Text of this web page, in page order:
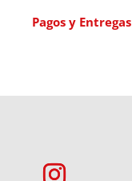
Pagos y Entregas